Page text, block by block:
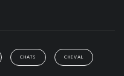
CHATS CHEVAL